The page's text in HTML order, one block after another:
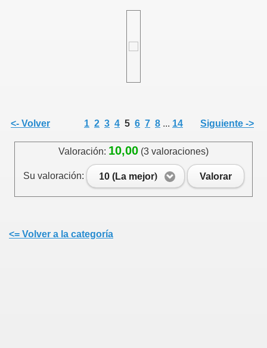
<- Volver 1 2 3 4 5 6 7 8 ... 14 Siguiente ->
Valoración: 10,00 (3 valoraciones)
Su valoración: 10 (La mejor) Valorar
<= Volver a la categoría